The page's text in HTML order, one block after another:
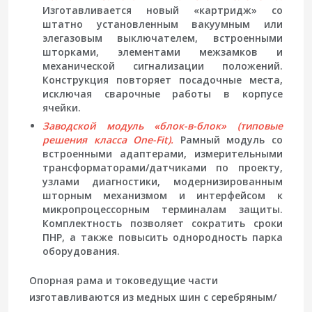
Изготавливается новый «картридж» со
штатно установленным вакуумным или
элегазовым выключателем, встроенными
шторками, элементами межзамков и
механической сигнализации положений.
Конструкция повторяет посадочные места,
исключая сварочные работы в корпусе
ячейки.
Заводской модуль «блок-в-блок» (типовые
решения класса One-Fit). Рамный модуль со
встроенными адаптерами, измерительными
трансформаторами/датчиками по проекту,
узлами диагностики, модернизированным
шторным механизмом и интерфейсом к
микропроцессорным терминалам защиты.
Комплектность позволяет сократить сроки
ПНР, а также повысить однородность парка
оборудования.
Опорная рама и токоведущие части
изготавливаются из медных шин с серебряным/